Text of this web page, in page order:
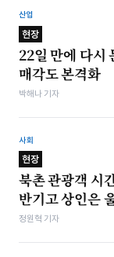
산업
현장
22일 만에 다시
매각도 본격화
박해나 기자
사회
현장
북촌 관광객 시
반기고 상인은
정원혁 기자